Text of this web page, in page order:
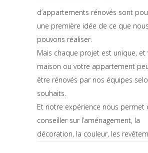
d’appartements rénovés sont
une première idée de ce que nous
pouvons réaliser.
Mais chaque projet est unique, et
maison ou votre appartement
être rénovés par nos équipes
souhaits.
Et notre expérience nous permet
conseiller sur l’aménagement, la
décoration, la couleur, les